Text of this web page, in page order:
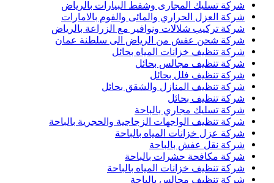
شركة تسليك المجارى وشفط البيارات بالرياض
شركة العزل الحراري والمائى والفوم بالامارات
شركة تركيب شلالات ونوافير مع الزراعة بالرياض
شركة شحن عفش من الرياض الى سلطنة عمان
شركة تنظيف خزانات المياه بحائل
شركة تنظيف مجالس بحائل
شركة تنظيف فلل بحائل
شركة تنظيف المنازل والشقق بحائل
شركة تنظيف بحائل
شركة تسليك مجاري بالباحة
شركة تنظيف الواجهات الزجاجية والحجرية بالباحة
شركة عزل خزانات المياه بالباحة
شركة نقل عفش بالباحة
شركة مكافحة حشرات بالباحة
شركة تنظيف خزانات المياه بالباحة
شركة تنظيف مجالس بالباحة